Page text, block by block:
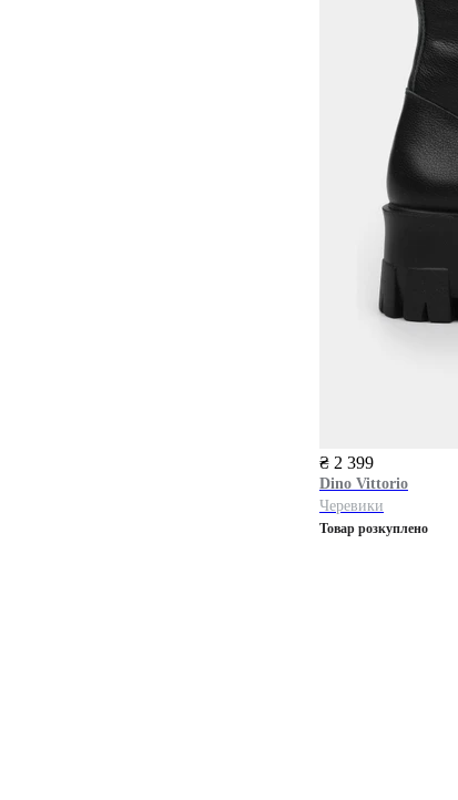
₴ 2 399
Dino Vittorio
Черевики
Товар розкуплено